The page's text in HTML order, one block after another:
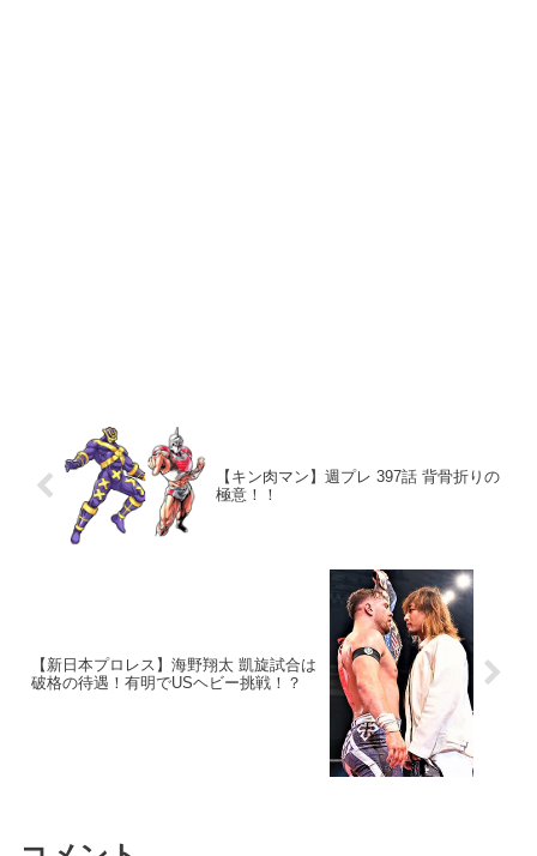
【キン肉マン】週プレ 397話 背骨折りの
極意！！
【新日本プロレス】海野翔太 凱旋試合は
破格の待遇！有明でUSヘビー挑戦！？